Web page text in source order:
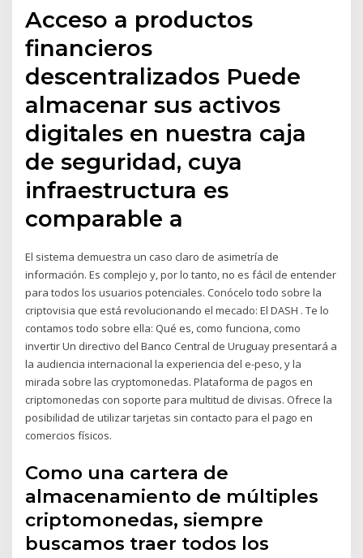
Acceso a productos
financieros
descentralizados Puede
almacenar sus activos
digitales en nuestra caja
de seguridad, cuya
infraestructura es
comparable a
El sistema demuestra un caso claro de asimetría de
información. Es complejo y, por lo tanto, no es fácil de entender
para todos los usuarios potenciales. Conócelo todo sobre la
criptovisia que está revolucionando el mecado: El DASH . Te lo
contamos todo sobre ella: Qué es, como funciona, como
invertir Un directivo del Banco Central de Uruguay presentará a
la audiencia internacional la experiencia del e-peso, y la
mirada sobre las cryptomonedas. Plataforma de pagos en
criptomonedas con soporte para multitud de divisas. Ofrece la
posibilidad de utilizar tarjetas sin contacto para el pago en
comercios físicos.
Como una cartera de
almacenamiento de múltiples
criptomonedas, siempre
buscamos traer todos los